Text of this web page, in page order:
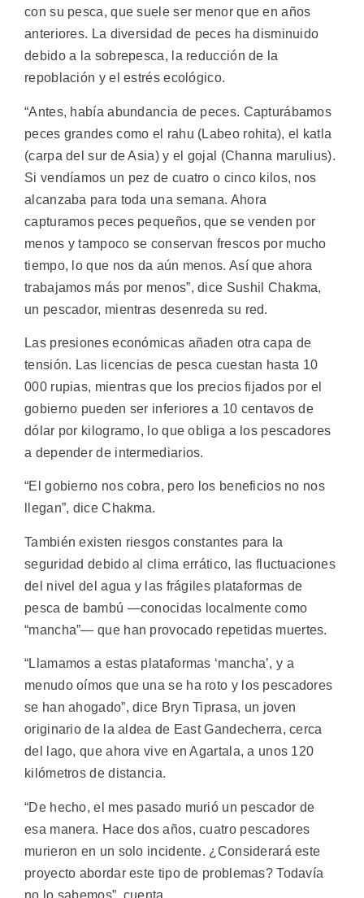
con su pesca, que suele ser menor que en años
anteriores. La diversidad de peces ha disminuido
debido a la sobrepesca, la reducción de la
repoblación y el estrés ecológico.
“Antes, había abundancia de peces. Capturábamos
peces grandes como el rahu (Labeo rohita), el katla
(carpa del sur de Asia) y el gojal (Channa marulius).
Si vendíamos un pez de cuatro o cinco kilos, nos
alcanzaba para toda una semana. Ahora
capturamos peces pequeños, que se venden por
menos y tampoco se conservan frescos por mucho
tiempo, lo que nos da aún menos. Así que ahora
trabajamos más por menos”, dice Sushil Chakma,
un pescador, mientras desenreda su red.
Las presiones económicas añaden otra capa de
tensión. Las licencias de pesca cuestan hasta 10
000 rupias, mientras que los precios fijados por el
gobierno pueden ser inferiores a 10 centavos de
dólar por kilogramo, lo que obliga a los pescadores
a depender de intermediarios.
“El gobierno nos cobra, pero los beneficios no nos
llegan”, dice Chakma.
También existen riesgos constantes para la
seguridad debido al clima errático, las fluctuaciones
del nivel del agua y las frágiles plataformas de
pesca de bambú —conocidas localmente como
“mancha”— que han provocado repetidas muertes.
“Llamamos a estas plataformas ‘mancha’, y a
menudo oímos que una se ha roto y los pescadores
se han ahogado”, dice Bryn Tiprasa, un joven
originario de la aldea de East Gandecherra, cerca
del lago, que ahora vive en Agartala, a unos 120
kilómetros de distancia.
“De hecho, el mes pasado murió un pescador de
esa manera. Hace dos años, cuatro pescadores
murieron en un solo incidente. ¿Considerará este
proyecto abordar este tipo de problemas? Todavía
no lo sabemos”, cuenta.